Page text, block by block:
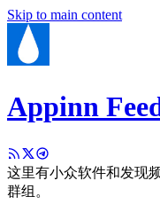
Skip to main content
Appinn
这里有小众软件和发现
群组。